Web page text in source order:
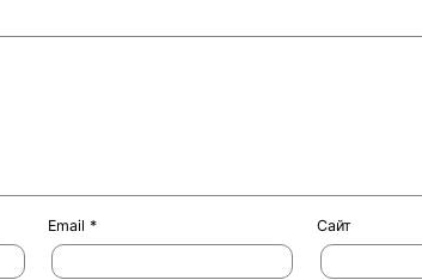
Email* Сайт